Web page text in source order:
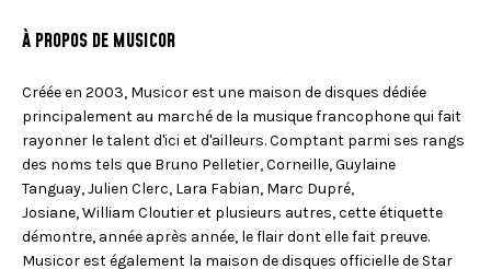
À PROPOS DE MUSICOR
Créée en 2003, Musicor est une maison de disques dédiée
principalement au marché de la musique francophone qui fait
rayonner le talent d'ici et d'ailleurs. Comptant parmi ses rangs
des noms tels que Bruno Pelletier, Corneille, Guylaine
Tanguay, Julien Clerc, Lara Fabian, Marc Dupré,
Josiane, William Cloutier et plusieurs autres, cette étiquette
démontre, année après année, le flair dont elle fait preuve.
Musicor est également la maison de disques officielle de Star